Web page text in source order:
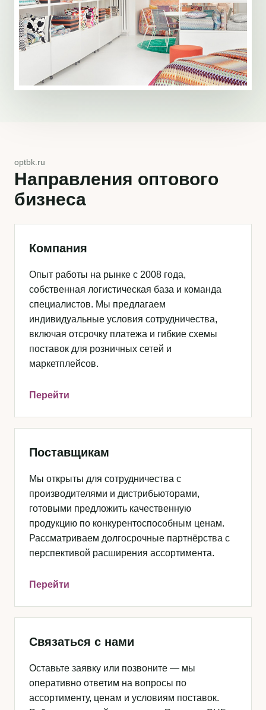
optbk.ru
Направления оптового
бизнеса
Компания
Опыт работы на рынке с 2008 года,
собственная логистическая база и команда
специалистов. Мы предлагаем
индивидуальные условия сотрудничества,
включая отсрочку платежа и гибкие схемы
поставок для розничных сетей и
маркетплейсов.
Перейти
Поставщикам
Мы открыты для сотрудничества с
производителями и дистрибьюторами,
готовыми предложить качественную
продукцию по конкурентоспособным ценам.
Рассматриваем долгосрочные партнёрства с
перспективой расширения ассортимента.
Перейти
Связаться с нами
Оставьте заявку или позвоните — мы
оперативно ответим на вопросы по
ассортименту, ценам и условиям поставок.